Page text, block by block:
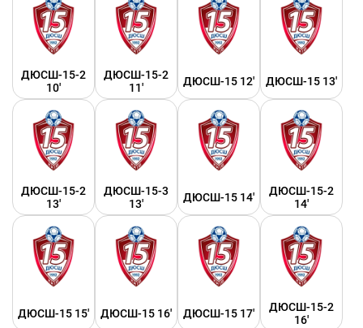
ДЮСШ-15-2
10'
ДЮСШ-15-2
11'
ДЮСШ-15 12' ДЮСШ-15 13'
ДЮСШ-15-2
13'
ДЮСШ-15-3
13'
ДЮСШ-15 14'
ДЮСШ-15-2
14'
ДЮСШ-15 15' ДЮСШ-15 16' ДЮСШ-15 17'
ДЮСШ-15-2
16'